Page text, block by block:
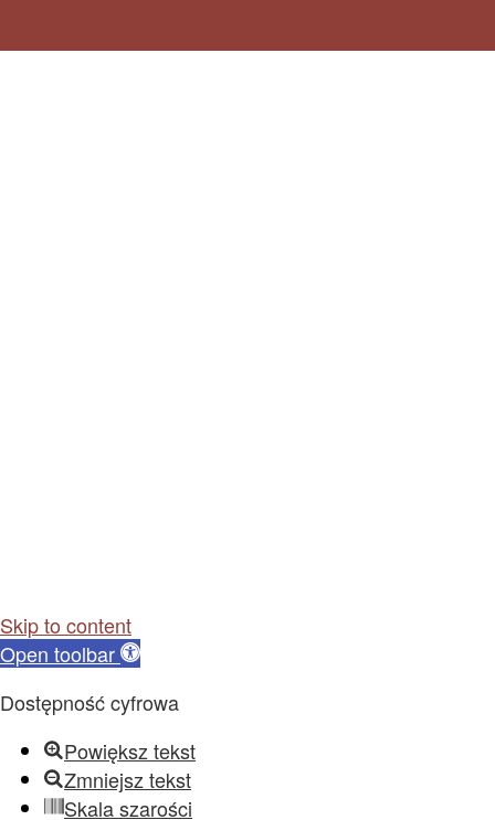
Skip to content
Open toolbar
Dostępność cyfrowa
Powiększ tekst
Zmniejsz tekst
Skala szarości